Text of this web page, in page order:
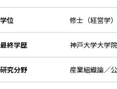
学位 修士（経営学）
最終学歴 神戸大学大学
研究分野 産業組織論／